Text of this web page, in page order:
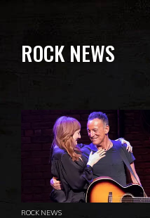
ROCK NEWS
ROCK NEWS